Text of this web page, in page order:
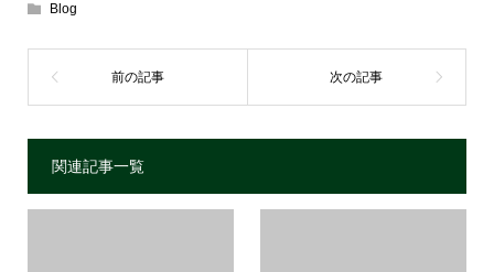
Blog
関連記事一覧